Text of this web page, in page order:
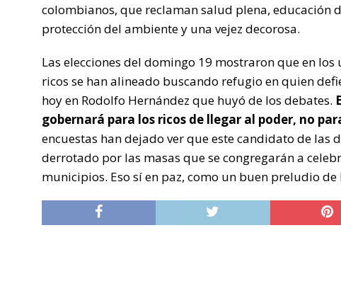
colombianos, que reclaman salud plena, educación
protección del ambiente y una vejez decorosa.
Las elecciones del domingo 19 mostraron que en
ricos se han alineado buscando refugio en quien
hoy en Rodolfo Hernández que huyó de los debates.
gobernará para los ricos de llegar al poder, no
encuestas han dejado ver que este candidato de las
derrotado por las masas que se congregarán a
municipios. Eso sí en paz, como un buen preludio de